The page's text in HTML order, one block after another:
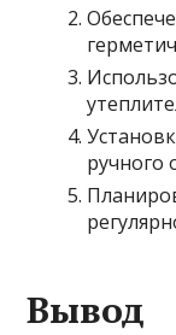
ручного
Вывод